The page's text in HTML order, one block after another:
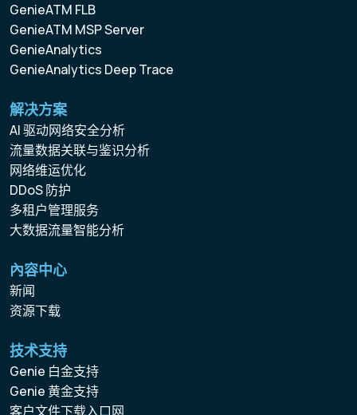
GenieATM FLB
GenieATM MSP Server
GenieAnalytics
GenieAnalytics Deep Trace
解决方案
AI 驱动网络安全分析
流量数据关联与鉴识分析
网络维运优化
DDoS 防护
多租户管理服务
大数据流量智能分析
內容中心
新闻
资源下载
技术支持
Genie 白金支持
Genie 黄金支持
客户文件下载入口网